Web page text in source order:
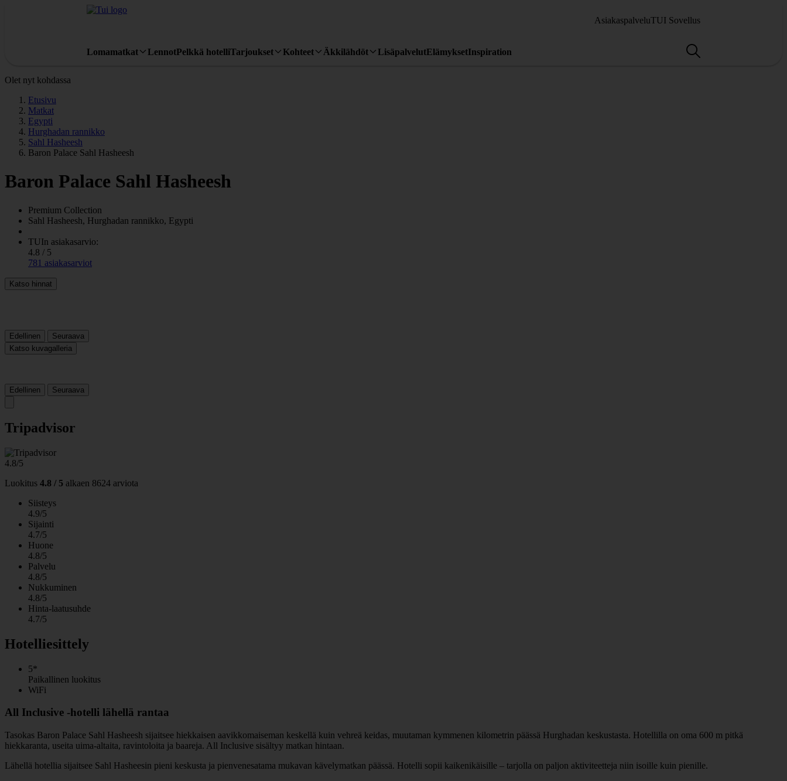
AsiakaspalveluTUI Sovellus
Lomamatkat LennotPelkkä hotelliTarjoukset Kohteet Äkkilähdöt LisäpalvelutElämyksetInspiration
Olet nyt kohdassa
Etusivu
Matkat
Egypti
Hurghadan rannikko
Sahl Hasheesh
Baron Palace Sahl Hasheesh
Baron Palace Sahl Hasheesh
Premium Collection
Sahl Hasheesh, Hurghadan rannikko, Egypti
TUIn asiakasarvio:
4.8 / 5
781 asiakasarviot
Katso hinnat
Edellinen
Seuraava
Katso kuvagalleria
Edellinen Seuraava
Tripadvisor
4.8/5
Luokitus 4.8 / 5 alkaen 8624 arviota
Siisteys
4.9/5
Sijainti
4.7/5
Huone
4.8/5
Palvelu
4.8/5
Nukkuminen
4.8/5
Hinta-laatusuhde
4.7/5
Hotelliesittely
5*
Paikallinen luokitus
WiFi
All Inclusive -hotelli lähellä rantaa
Tasokas Baron Palace Sahl Hasheesh sijaitsee hiekkaisen aavikkomaiseman keskellä kuin vehreä keidas, muutaman kymmenen kilometrin päässä Hurghadan keskustasta. Hotellilla on oma 600 m pitkä
hiekkaranta, useita uima-altaita, ravintoloita ja baareja. All Inclusive sisältyy matkan hintaan.
Lähellä hotellia sijaitsee Sahl Hasheesin pieni keskusta ja pienvenesatama mukavan kävelymatkan päässä. Hotelli sopii kaikenikäisille – tarjolla on paljon aktiviteetteja niin isoille kuin pienille.